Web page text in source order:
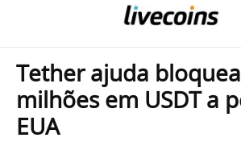
Tether ajuda
milhões em USDT a
EUA